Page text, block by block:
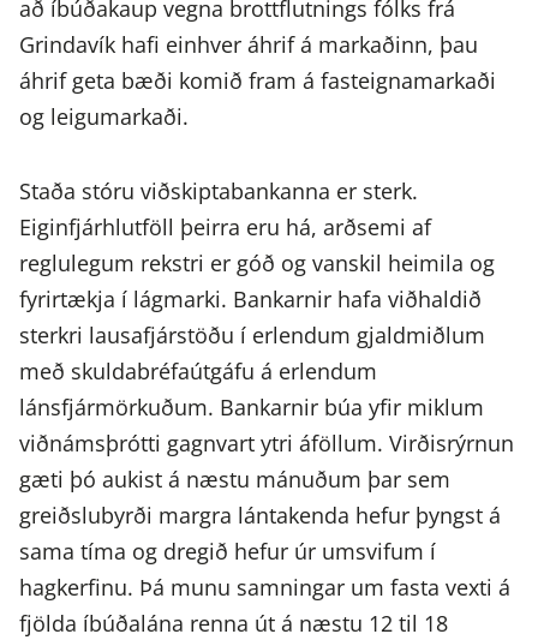
að íbúðakaup vegna brottflutnings fólks frá
Grindavík hafi einhver áhrif á markaðinn, þau
áhrif geta bæði komið fram á fasteignamarkaði
og leigumarkaði.
Staða stóru viðskiptabankanna er sterk.
Eiginfjárhlutföll þeirra eru há, arðsemi af
reglulegum rekstri er góð og vanskil heimila og
fyrirtækja í lágmarki. Bankarnir hafa viðhaldið
sterkri lausafjárstöðu í erlendum gjaldmiðlum
með skuldabréfaútgáfu á erlendum
lánsfjármörkuðum. Bankarnir búa yfir miklum
viðnámsþrótti gagnvart ytri áföllum. Virðisrýrnun
gæti þó aukist á næstu mánuðum þar sem
greiðslubyrði margra lántakenda hefur þyngst á
sama tíma og dregið hefur úr umsvifum í
hagkerfinu. Þá munu samningar um fasta vexti á
fjölda íbúðalána renna út á næstu 12 til 18